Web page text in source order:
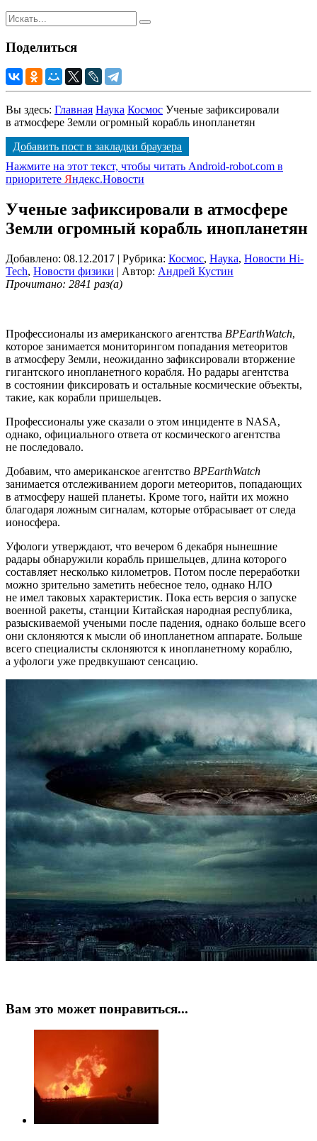
Поделиться
Вы здесь: Главная Наука Космос Ученые зафиксировали
в атмосфере Земли огромный корабль инопланетян
Добавить пост в закладки браузера
Нажмите на этот текст, чтобы читать Android-robot.com в
приоритете Яндекс.Новости
Ученые зафиксировали в атмосфере
Земли огромный корабль инопланетян
Добавлено: 08.12.2017 | Рубрика: Космос, Наука, Новости Hi-
Tech, Новости физики | Автор: Андрей Кустин
Прочитано: 2841 раз(а)
Профессионалы из американского агентства BPEarthWatch,
которое занимается мониторингом попадания метеоритов
в атмосферу Земли, неожиданно зафиксировали вторжение
гигантского инопланетного корабля. Но радары агентства
в состоянии фиксировать и остальные космические объекты,
такие, как корабли пришельцев.
Профессионалы уже сказали о этом инциденте в NASA,
однако, официального ответа от космического агентства
не последовало.
Добавим, что американское агентство BPEarthWatch
занимается отслеживанием дороги метеоритов, попадающих
в атмосферу нашей планеты. Кроме того, найти их можно
благодаря ложным сигналам, которые отбрасывает от следа
ионосфера.
Уфологи утверждают, что вечером 6 декабря нынешние
радары обнаружили корабль пришельцев, длина которого
составляет несколько километров. Потом после переработки
можно зрительно заметить небесное тело, однако НЛО
не имел таковых характеристик. Пока есть версия о запуске
военной ракеты, станции Китайская народная республика,
разыскиваемой учеными после падения, однако больше всего
они склоняются к мысли об инопланетном аппарате. Больше
всего специалисты склоняются к инопланетному кораблю,
а уфологи уже предвкушают сенсацию.
Вам это может понравиться...